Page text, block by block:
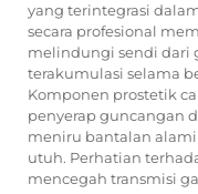
yang terintegrasi
secara profesional
melindungi sendi dari
terakumulasi selama
Komponen prostetik
penyerap guncangan
meniru bantalan
utuh. Perhatian
mencegah transmisi